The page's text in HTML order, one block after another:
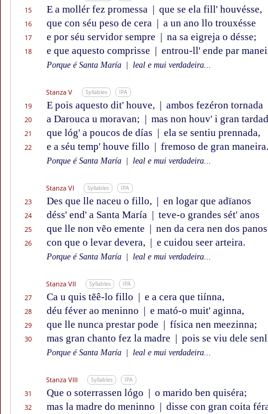
15 E a mollér fez promessa | que se ela fill' houvésse,
16 que con séu peso de cera | a un ano llo trouxésse
17 e por séu servidor sempre | na sa eigreja o désse;
18 e que aquesto comprisse | entrou-ll' ende par
Porque é Santa María leal e mui verdadeira...
Stanza V Syllables IPA
19 E pois aquesto dit' houve, | ambos fezéron tornada
20 a Darouca u moravan; | mas non houv' i gran
21 que lóg' a poucos de días | ela se sentiu prennada,
22 e a séu temp' houve fillo | fremoso de gran maneira.
Porque é Santa María leal e mui verdadeira...
Stanza VI Syllables IPA
23 Des que lle naceu o fillo, | en logar que adïanos
24 déss' end' a Santa María | teve-o grandes sét' anos
25 que lle non vẽo emente | nen da cera nen dos panos
26 con que o levar devera, | e cuidou seer arteira.
Porque é Santa María leal e mui verdadeira...
Stanza VII Syllables IPA
27 Ca u quis tẽê-lo fillo | e a cera que tiínna,
28 déu féver ao meninno | e mató-o muit' aginna,
29 que lle nunca prestar pode | física nen meezinna;
30 mas gran chanto fez la madre | pois se viu dele
Porque é Santa María leal e mui verdadeira...
Stanza VIII Syllables IPA
31 Que o soterrassen lógo | o marido ben quiséra;
32 mas la madre do meninno | disse con gran coita